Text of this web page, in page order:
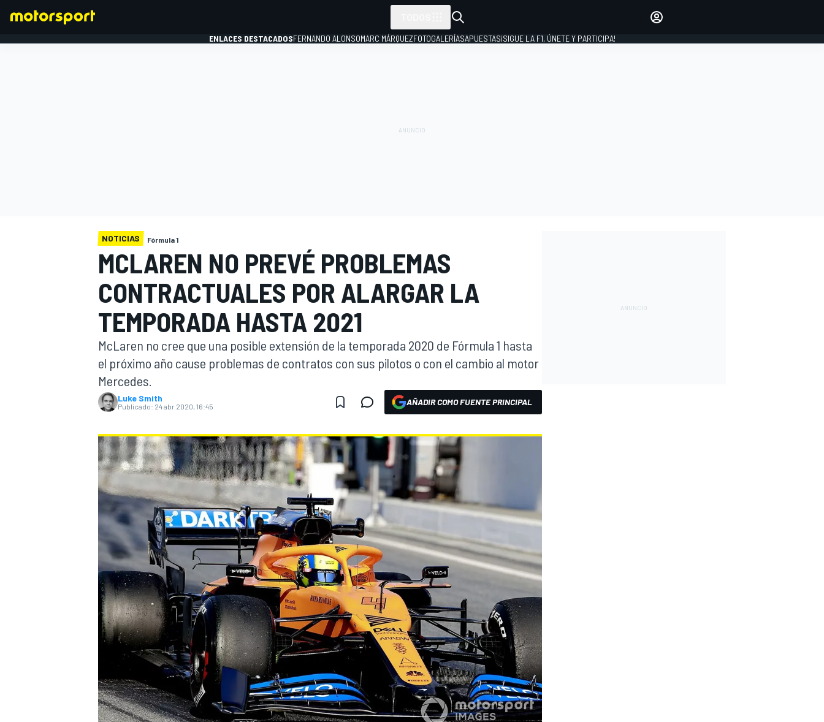
WEC FÓRMULA E
ENLACES DESTACADOSFERNANDO ALONSOMARC MÁRQUEZFOTOGALERÍASAPUESTAS¡SIGUE LA F1, ÚNETE Y PARTICIPA!
NOTICIAS Fórmula 1
MCLAREN NO PREVÉ PROBLEMAS
CONTRACTUALES POR ALARGAR LA
TEMPORADA HASTA 2021
McLaren no cree que una posible extensión de la temporada 2020 de Fórmula 1 hasta
el próximo año cause problemas de contratos con sus pilotos o con el cambio al motor
Mercedes.
Luke Smith
Publicado: 24 abr 2020, 16:45 AÑADIR COMO FUENTE PRINCIPAL